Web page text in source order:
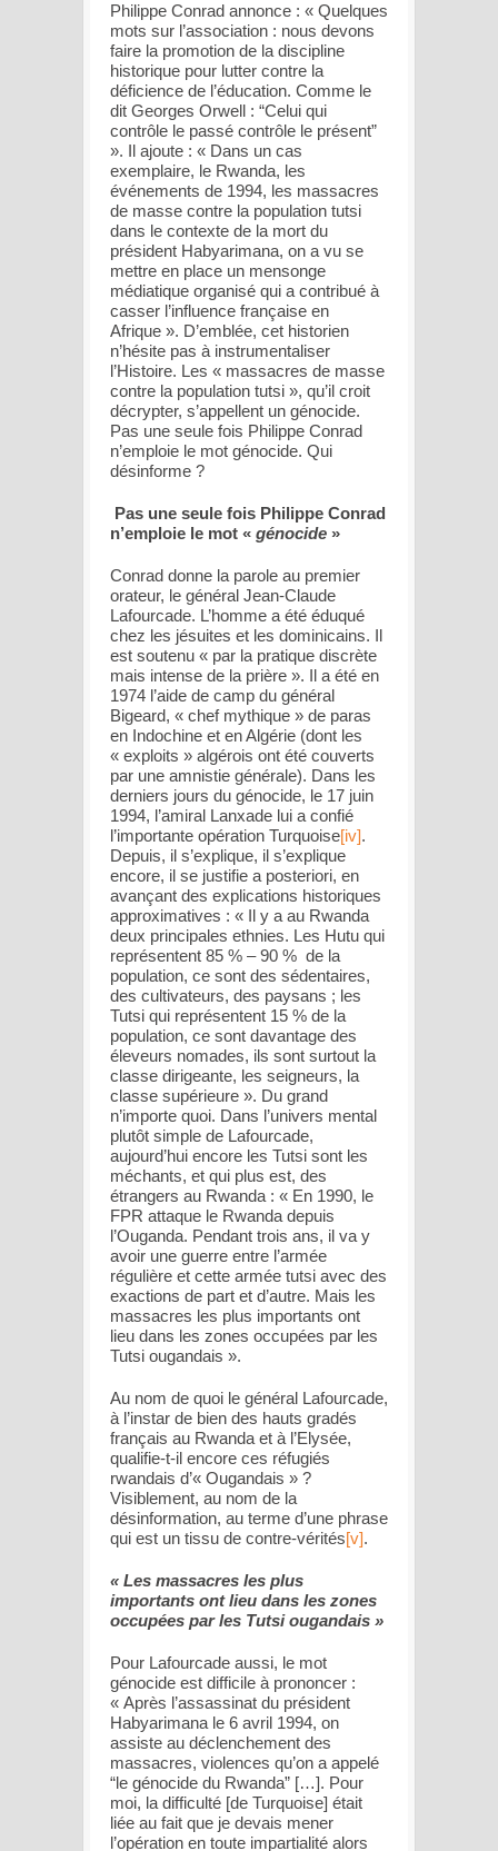
Philippe Conrad annonce : « Quelques
mots sur l’association : nous devons
faire la promotion de la discipline
historique pour lutter contre la
déficience de l’éducation. Comme le
dit Georges Orwell : “Celui qui
contrôle le passé contrôle le présent”
». Il ajoute : « Dans un cas
exemplaire, le Rwanda, les
événements de 1994, les massacres
de masse contre la population tutsi
dans le contexte de la mort du
président Habyarimana, on a vu se
mettre en place un mensonge
médiatique organisé qui a contribué à
casser l’influence française en
Afrique ». D’emblée, cet historien
n’hésite pas à instrumentaliser
l’Histoire. Les « massacres de masse
contre la population tutsi », qu’il croit
décrypter, s’appellent un génocide.
Pas une seule fois Philippe Conrad
n’emploie le mot génocide. Qui
désinforme ?
Pas une seule fois Philippe Conrad
n’emploie le mot « génocide »
Conrad donne la parole au premier
orateur, le général Jean-Claude
Lafourcade. L’homme a été éduqué
chez les jésuites et les dominicains. Il
est soutenu « par la pratique discrète
mais intense de la prière ». Il a été en
1974 l’aide de camp du général
Bigeard, « chef mythique » de paras
en Indochine et en Algérie (dont les
« exploits » algérois ont été couverts
par une amnistie générale). Dans les
derniers jours du génocide, le 17 juin
1994, l’amiral Lanxade lui a confié
l’importante opération Turquoise[iv].
Depuis, il s’explique, il s’explique
encore, il se justifie a posteriori, en
avançant des explications historiques
approximatives : « Il y a au Rwanda
deux principales ethnies. Les Hutu qui
représentent 85 % – 90 % de la
population, ce sont des sédentaires,
des cultivateurs, des paysans ; les
Tutsi qui représentent 15 % de la
population, ce sont davantage des
éleveurs nomades, ils sont surtout la
classe dirigeante, les seigneurs, la
classe supérieure ». Du grand
n’importe quoi. Dans l’univers mental
plutôt simple de Lafourcade,
aujourd’hui encore les Tutsi sont les
méchants, et qui plus est, des
étrangers au Rwanda : « En 1990, le
FPR attaque le Rwanda depuis
l’Ouganda. Pendant trois ans, il va y
avoir une guerre entre l’armée
régulière et cette armée tutsi avec des
exactions de part et d’autre. Mais les
massacres les plus importants ont
lieu dans les zones occupées par les
Tutsi ougandais ».
Au nom de quoi le général Lafourcade,
à l’instar de bien des hauts gradés
français au Rwanda et à l’Elysée,
qualifie-t-il encore ces réfugiés
rwandais d’« Ougandais » ?
Visiblement, au nom de la
désinformation, au terme d’une phrase
qui est un tissu de contre-vérités[v].
« Les massacres les plus
importants ont lieu dans les zones
occupées par les Tutsi ougandais »
Pour Lafourcade aussi, le mot
génocide est difficile à prononcer :
« Après l’assassinat du président
Habyarimana le 6 avril 1994, on
assiste au déclenchement des
massacres, violences qu’on a appelé
“le génocide du Rwanda” […]. Pour
moi, la difficulté [de Turquoise] était
liée au fait que je devais mener
l’opération en toute impartialité alors